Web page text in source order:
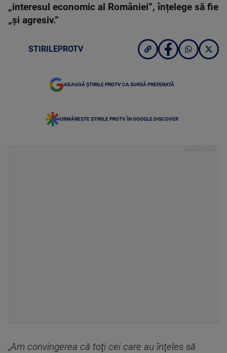
„interesul economic al României”, înțelege să fie
„și agresiv.”
STIRILEPROTV
ADAUGĂ ȘTIRILE PROTV CA SURSĂ PREFERATĂ
URMĂREȘTE ȘTIRILE PROTV ÎN GOOGLE DISCOVER
„Am convingerea că toţi cei care au înţeles să